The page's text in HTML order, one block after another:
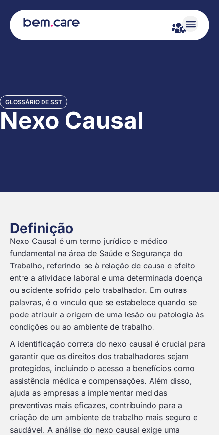
GLOSSÁRIO DE SST
Nexo Causal
Definição
Nexo Causal é um termo jurídico e médico
fundamental na área de Saúde e Segurança do
Trabalho, referindo-se à relação de causa e efeito
entre a atividade laboral e uma determinada doença
ou acidente sofrido pelo trabalhador. Em outras
palavras, é o vínculo que se estabelece quando se
pode atribuir a origem de uma lesão ou patologia às
condições ou ao ambiente de trabalho.
A identificação correta do nexo causal é crucial para
garantir que os direitos dos trabalhadores sejam
protegidos, incluindo o acesso a benefícios como
assistência médica e compensações. Além disso,
ajuda as empresas a implementar medidas
preventivas mais eficazes, contribuindo para a
criação de um ambiente de trabalho mais seguro e
saudável. A análise do nexo causal exige uma